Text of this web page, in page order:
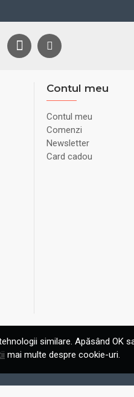
Contul meu
Contul meu
Comenzi
Newsletter
Card cadou
similare. Apăsând OK
mai multe despre cookie-uri.